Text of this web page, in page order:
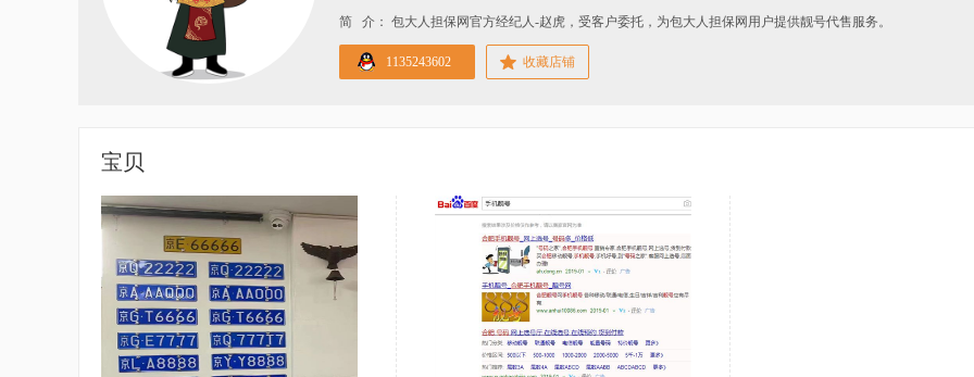
简 介： 包大人担保网官方经纪人-赵虎，受客户委托，为包大人担保网用户提供靓号代售服务。
1135243602 收藏店铺
宝贝